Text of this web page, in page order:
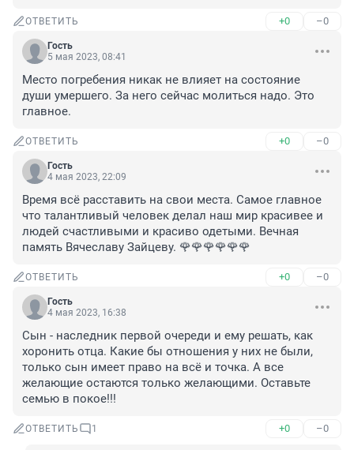
ОТВЕТИТЬ +0 –0
Гость
5 мая 2023, 08:41
Место погребения никак не влияет на состояние
души умершего. За него сейчас молиться надо. Это
главное.
ОТВЕТИТЬ +0 –0
Гость
4 мая 2023, 22:09
Время всё расставить на свои места. Самое главное
что талантливый человек делал наш мир красивее и
людей счастливыми и красиво одетыми. Вечная
память Вячеславу Зайцеву. 🌹🌹🌹🌹🌹🌹
ОТВЕТИТЬ +0 –0
Гость
4 мая 2023, 16:38
Сын - наследник первой очереди и ему решать, как
хоронить отца. Какие бы отношения у них не были,
только сын имеет право на всё и точка. А все
желающие остаются только желающими. Оставьте
семью в покое!!!
ОТВЕТИТЬ 1 +0 –0